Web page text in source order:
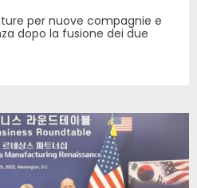
per nuove compagnie e
dopo la fusione dei due